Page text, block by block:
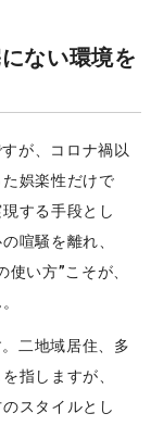
ない環境を
が、コロナ禍以
娯楽性だけで
する手段とし
喧騒を離れ、
い方”こそが、
二地域居住、多
指しますが、
スタイルとし